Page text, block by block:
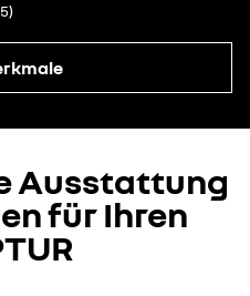
Ausstattung
für Ihren